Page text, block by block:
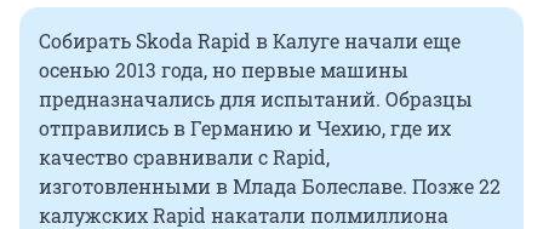
Собирать Skoda Rapid в Калуге начали еще
осенью 2013 года, но первые машины
предназначались для испытаний. Образцы
отправились в Германию и Чехию, где их
качество сравнивали с Rapid,
изготовленными в Млада Болеславе. Позже 22
калужских Rapid накатали полмиллиона